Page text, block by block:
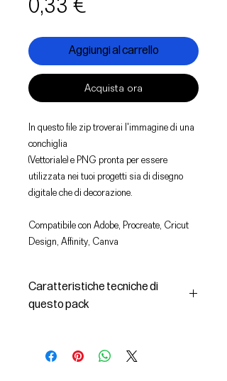
0,33 €
Aggiungi al carrello
Acquista ora
In questo file zip troverai l'immagine di una
conchiglia
(Vettoriale) e PNG pronta per essere
utilizzata nei tuoi progetti sia di disegno
digitale che di decorazione.
Compatibile con Adobe, Procreate, Cricut
Design, Affinity, Canva
Caratteristiche tecniche di
questo pack
- le immagini descritte in formato